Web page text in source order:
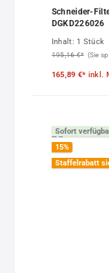
Schneider-
DGKD226026
Inhalt: 1 Stück
195,16 €* (Sie
165,89 €* inkl.
Sofort
15%
Staffelrabatt